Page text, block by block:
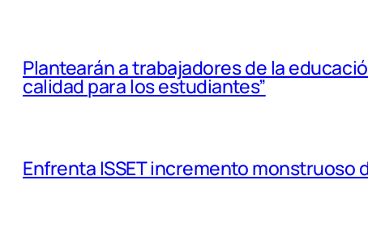
Plantearán a trabajadores de la
calidad para los estudiantes”
Enfrenta ISSET incremento monstruoso